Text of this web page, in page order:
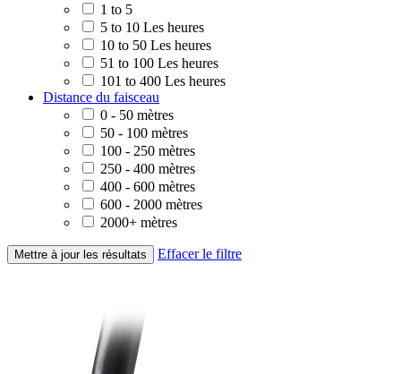
1 to 5
5 to 10 Les heures
10 to 50 Les heures
51 to 100 Les heures
101 to 400 Les heures
Distance du faisceau
0 - 50 mètres
50 - 100 mètres
100 - 250 mètres
250 - 400 mètres
400 - 600 mètres
600 - 2000 mètres
2000+ mètres
Mettre à jour les résultats Effacer le filtre